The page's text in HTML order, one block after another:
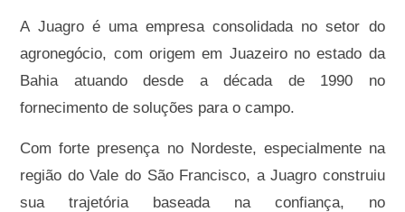
A Juagro é uma empresa consolidada no setor do
agronegócio, com origem em Juazeiro no estado da
Bahia atuando desde a década de 1990 no
fornecimento de soluções para o campo.
Com forte presença no Nordeste, especialmente na
região do Vale do São Francisco, a Juagro construiu
sua trajetória baseada na confiança, no